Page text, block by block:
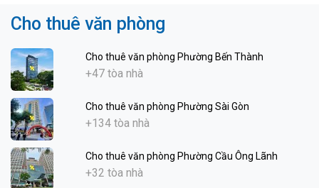
Cho thuê văn phòng
Cho thuê văn phòng Phường Bến Thành
+47 tòa nhà
Cho thuê văn phòng Phường Sài Gòn
+134 tòa nhà
Cho thuê văn phòng Phường Cầu Ông Lãnh
+32 tòa nhà